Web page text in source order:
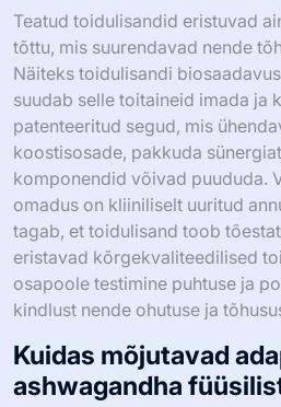
Teatud toidulisandid eristuvad
tõttu, mis suurendavad nende
Näiteks toidulisandi
suudab selle toitaineid imada ja
patenteeritud segud, mis
koostisosade, pakkuda
komponendid võivad puududa.
omadus on kliiniliselt uuritud
tagab, et toidulisand toob
eristavad kõrgekvaliteedilised
osapoole testimine puhtuse ja
kindlust nende ohutuse ja
Kuidas mõjutavad
ashwagandha